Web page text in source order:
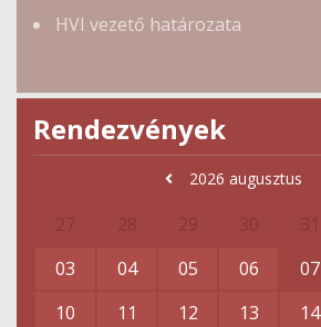
HVI vezető határozata
Rendezvények
2026 augusztus
03
04 05 06 07
10
11 12 13 14